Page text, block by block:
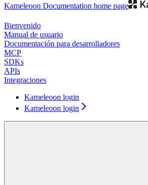
Kameleoon Documentation home page
Bienvenido
Manual de usuario
Documentación para desarrolladores
MCP
SDKs
APIs
Integraciones
Kameleoon login
Kameleoon login